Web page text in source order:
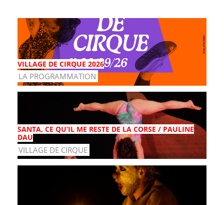
VILLAGE DE CIRQUE 2026
LA PROGRAMMATION
SANTA, CE QU’IL ME RESTE DE LA CORSE / PAULINE
DAU
VILLAGE DE CIRQUE